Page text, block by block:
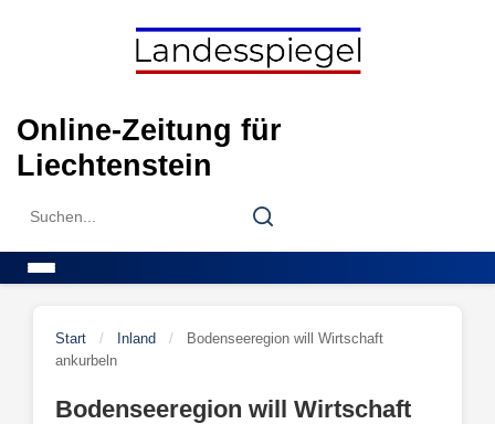
Online-Zeitung für
Liechtenstein
Search
Search
Start / Inland /
Bodenseeregion will Wirtschaft
ankurbeln
Bodenseeregion will Wirtschaft